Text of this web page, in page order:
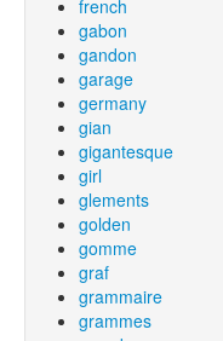
french
gabon
gandon
garage
germany
gian
gigantesque
girl
glements
golden
gomme
graf
grammaire
grammes